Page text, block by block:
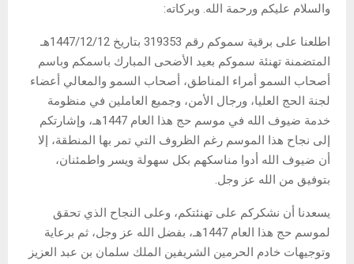
والسلام عليكم ورحمة الله. وبركاته:
اطلعنا على برقية سموكم رقم 319353 بتاريخ 1447/12/12هـ
المتضمنة تهنئة سموكم بعيد الأضحى المبارك باسمكم وباسم
أصحاب السمو أمراء المناطق، أصحاب السمو والمعالي أعضاء
لجنة الحج العليا، ورجال الأمن، وجميع العاملين في منظومة
خدمة ضيوف الله في موسم حج هذا العام 1447هـ، وإشارتكم
إلى نجاح هذا الموسم رغم الظروف التي تمر بها المنطقة، إلا
أن ضيوف الله أدوا مناسكهم بكل سهولة ويسر واطمئنان،
بتوفيق من الله عز وجل.
يسعدنا أن نشكركم على تهنئتكم، وعلى النجاح الذي تحقق
لموسم حج هذا العام 1447هـ، بفضل الله عز وجل، ثم برعاية
وتوجيهات خادم الحرمين الشريفين الملك سلمان بن عبد العزيز